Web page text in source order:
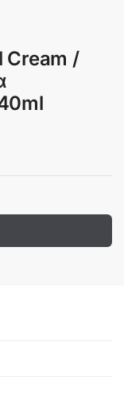
Cream /